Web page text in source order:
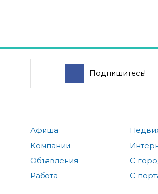
Подпишитесь!
Афиша
Компании
Объявления
Работа
О
О